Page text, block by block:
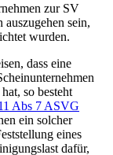
zur SV
sein,
wurden.
dass eine
so besteht
Abs 7 ASVG
ein solcher
eines
dafür,